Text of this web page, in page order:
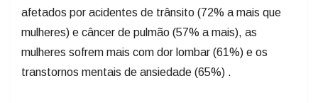
afetados por acidentes de trânsito (72% a mais que
mulheres) e câncer de pulmão (57% a mais), as
mulheres sofrem mais com dor lombar (61%) e os
transtornos mentais de ansiedade (65%) .